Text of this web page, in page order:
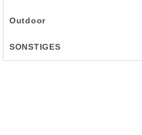
Outdoor
SONSTIGES